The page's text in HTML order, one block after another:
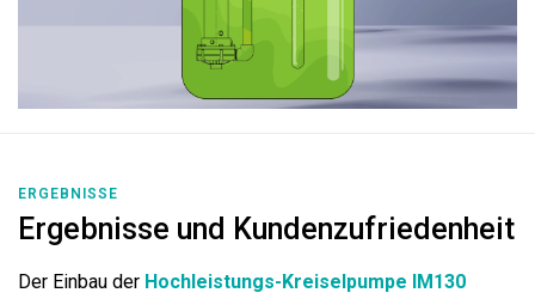
ERGEBNISSE
Ergebnisse und Kundenzufriedenheit
Der Einbau der Hochleistungs-Kreiselpumpe IM130